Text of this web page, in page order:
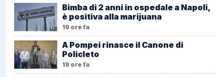
Bimba di 2 anni in ospedale a Napoli,
è positiva alla marijuana
19 ore fa
A Pompei rinasce il Canone di
Policleto
19 ore fa